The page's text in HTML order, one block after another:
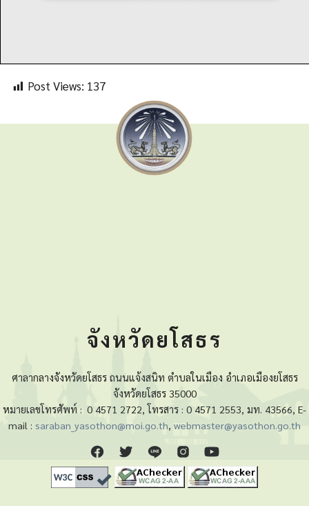
Post Views: 137
จังหวัดยโสธร
ศาลากลางจังหวัดยโสธร ถนนแจ้งสนิท ตำบลในเมือง อำเภอเมืองยโสธร
จังหวัดยโสธร 35000
หมายเลขโทรศัพท์ : 0 4571 2722, โทรสาร : 0 4571 2553, มท. 43566, E-
mail : saraban_yasothon@moi.go.th, webmaster@yasothon.go.th